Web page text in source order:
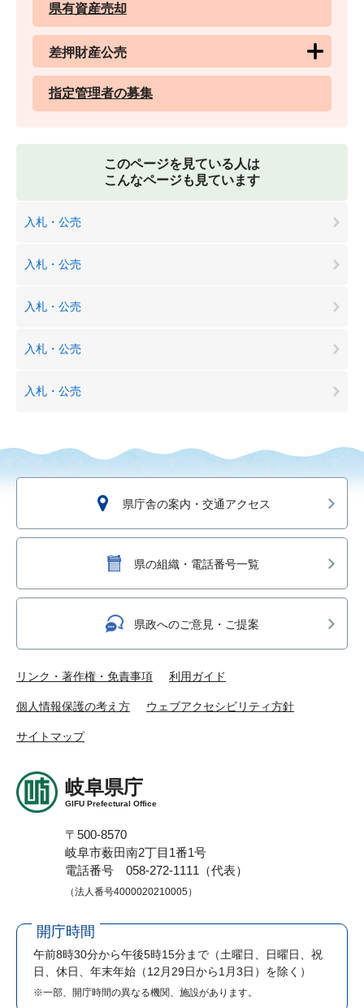
県有資産売却
差押財産公売
指定管理者の募集
このページを見ている人は
こんなページも見ています
入札・公売
入札・公売
入札・公売
入札・公売
入札・公売
県庁舎の案内・交通アクセス
県の組織・電話番号一覧
県政へのご意見・ご提案
リンク・著作権・免責事項 利用ガイド
個人情報保護の考え方 ウェブアクセシビリティ方針
サイトマップ
岐阜県庁
GIFU Prefectural Office
〒500-8570
岐阜市薮田南2丁目1番1号
電話番号 058-272-1111（代表）
（法人番号4000020210005）
開庁時間
午前8時30分から午後5時15分まで （土曜日、日曜日、祝
日、休日、年末年始（12月29日から1月3日）を除く）
※一部、開庁時間の異なる機関、施設があります。